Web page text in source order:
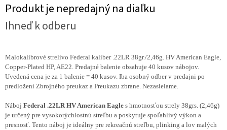
Produkt je nepredajný na diaľku
Ihneď k odberu
Malokalibrové strelivo Federal kaliber .22LR 38gr./2,46g. HV American Eagle,
Copper-Plated HP, AE22. Predajné balenie obsahuje 40 kusov nábojov.
Uvedená cena je za 1 balenie = 40 kusov. Iba osobný odber v predajni po
predložení Zbrojného preukaz a Preukazu zbrane. Nezasielame.
Náboj Federal .22LR HV American Eagle s hmotnosťou strely 38grs. (2,46g)
je určený pre vysokorýchlostnú streľbu a poskytuje spoľahlivý výkon a
presnosť. Tento náboj je ideálny pre rekreačnú streľbu, plinking a lov malých